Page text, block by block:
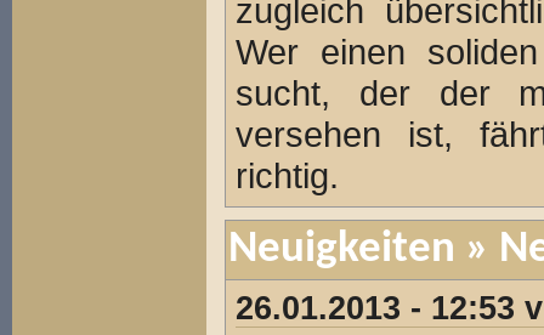
zugleich
Wer einen
sucht, der der
versehen ist,
richtig.
Neuigkeiten »
26.01.2013 - 12:53